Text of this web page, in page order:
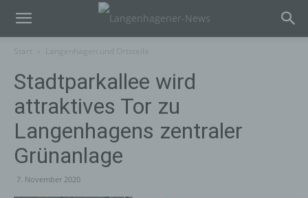
Stadtparkallee wird
attraktives Tor zu
Langenhagens zentraler
Grünanlage
7. November 2020